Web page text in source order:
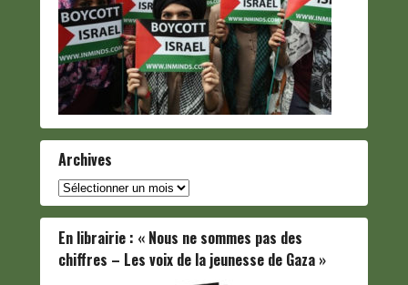
Archives
Archives
En librairie : « Nous ne sommes pas des
chiffres – Les voix de la jeunesse de Gaza »